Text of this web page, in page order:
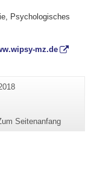
Psychologisches
mz.de
Seitenanfang